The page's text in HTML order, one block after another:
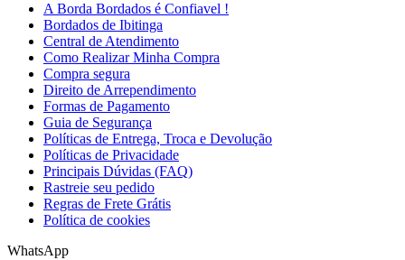
A Borda Bordados é Confiavel !
Bordados de Ibitinga
Central de Atendimento
Como Realizar Minha Compra
Compra segura
Direito de Arrependimento
Formas de Pagamento
Guia de Segurança
Políticas de Entrega, Troca e Devolução
Políticas de Privacidade
Principais Dúvidas (FAQ)
Rastreie seu pedido
Regras de Frete Grátis
Política de cookies
WhatsApp